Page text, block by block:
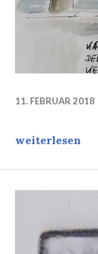
11. FEBRUAR 2018
Närrische Zeit
weiterlesen